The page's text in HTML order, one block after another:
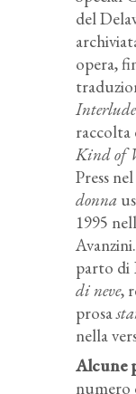
del
opera,
Interlude
Kind of
Press
donna
1995
parto di
di neve,
prosa
nella
Alcune
numero